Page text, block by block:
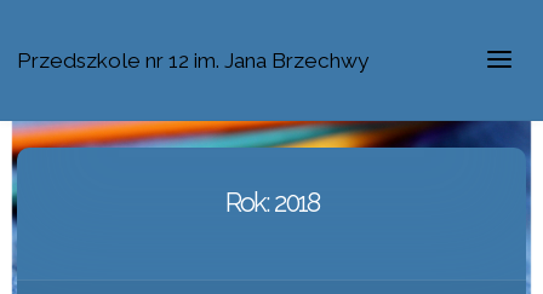
Przedszkole nr 12 im. Jana Brzechwy
Rok:2018